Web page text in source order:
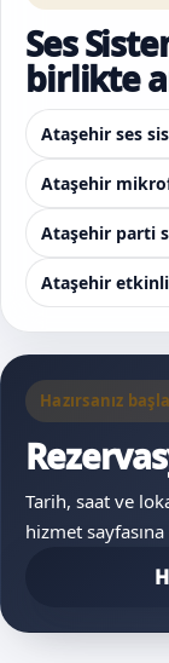
Ses
birlikte
Ataşehir ses
Ataşehir
Ataşehir parti
Ataşehir
Hazırsanız
Tarih, saat ve
hizmet